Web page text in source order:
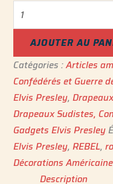
AJOUTER AU
Catégories :Articles
Confédérés et Guerre
Elvis Presley,
Drapeaux Sudistes,
Gadgets Elvis Presley
Elvis Presley,REBEL,
Décorations
Description